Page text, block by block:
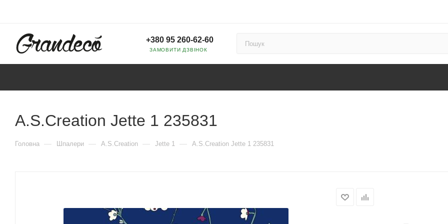
+380 95 260-62-60
ЗАМОВИТИ ДЗВІНОК
A.S.Creation Jette 1 235831
Головна — Шпалери — A.S.Creation — Jette 1 — A.S.Creation Jette 1 235831